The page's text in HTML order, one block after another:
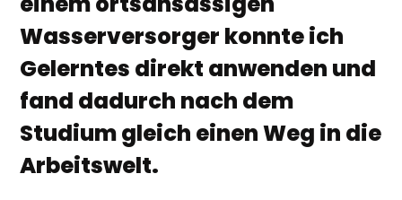
Wasserversorger konnte ich
Gelerntes direkt anwenden und
fand dadurch nach dem
Studium gleich einen Weg in die
Arbeitswelt.